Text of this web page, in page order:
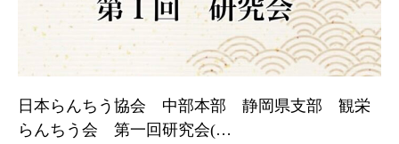
日本らんちう協会 中部本部 静岡県支部 観栄
らんちう会 第一回研究会(…